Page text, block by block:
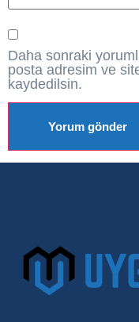
Daha sonraki
posta adresim ve
kaydedilsin.